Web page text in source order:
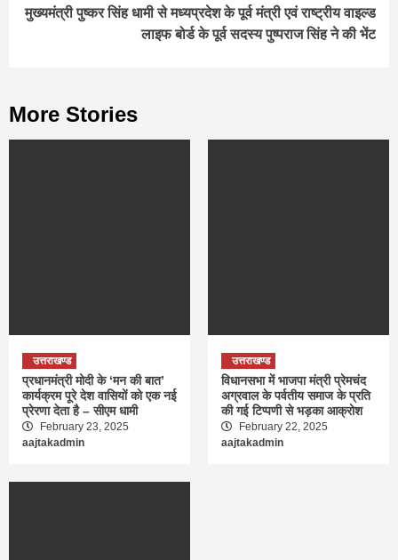
मुख्यमंत्री पुष्कर सिंह धामी से मध्यप्रदेश के पूर्व मंत्री एवं राष्ट्रीय वाइल्ड
लाइफ बोर्ड के पूर्व सदस्य पुष्पराज सिंह ने की भेंट
More Stories
उत्तराखण्ड
प्रधानमंत्री मोदी के ‘मन की बात’
कार्यक्रम पूरे देश वासियों को एक नई
प्रेरणा देता है – सीएम धामी
February 23, 2025
aajtakadmin
उत्तराखण्ड
विधानसभा में भाजपा मंत्री प्रेमचंद
अग्रवाल के पर्वतीय समाज के प्रति
की गई टिप्पणी से भड़का आक्रोश
February 22, 2025
aajtakadmin